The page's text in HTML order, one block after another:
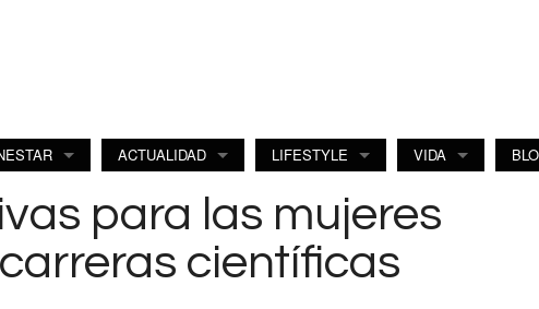
ACTUALIDAD LIFESTYLE VIDA
para las mujeres
científicas